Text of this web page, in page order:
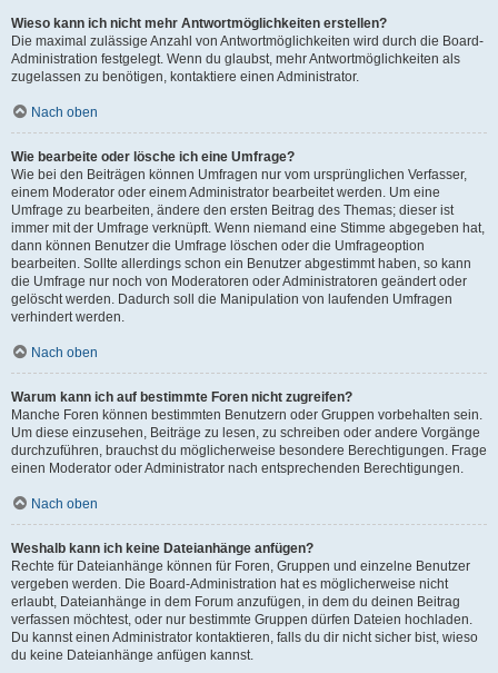
Wieso kann ich nicht mehr Antwortmöglichkeiten erstellen?
Die maximal zulässige Anzahl von Antwortmöglichkeiten wird durch die Board-
Administration festgelegt. Wenn du glaubst, mehr Antwortmöglichkeiten als
zugelassen zu benötigen, kontaktiere einen Administrator.
Nach oben
Wie bearbeite oder lösche ich eine Umfrage?
Wie bei den Beiträgen können Umfragen nur vom ursprünglichen Verfasser,
einem Moderator oder einem Administrator bearbeitet werden. Um eine
Umfrage zu bearbeiten, ändere den ersten Beitrag des Themas; dieser ist
immer mit der Umfrage verknüpft. Wenn niemand eine Stimme abgegeben hat,
dann können Benutzer die Umfrage löschen oder die Umfrageoption
bearbeiten. Sollte allerdings schon ein Benutzer abgestimmt haben, so kann
die Umfrage nur noch von Moderatoren oder Administratoren geändert oder
gelöscht werden. Dadurch soll die Manipulation von laufenden Umfragen
verhindert werden.
Nach oben
Warum kann ich auf bestimmte Foren nicht zugreifen?
Manche Foren können bestimmten Benutzern oder Gruppen vorbehalten sein.
Um diese einzusehen, Beiträge zu lesen, zu schreiben oder andere Vorgänge
durchzuführen, brauchst du möglicherweise besondere Berechtigungen. Frage
einen Moderator oder Administrator nach entsprechenden Berechtigungen.
Nach oben
Weshalb kann ich keine Dateianhänge anfügen?
Rechte für Dateianhänge können für Foren, Gruppen und einzelne Benutzer
vergeben werden. Die Board-Administration hat es möglicherweise nicht
erlaubt, Dateianhänge in dem Forum anzufügen, in dem du deinen Beitrag
verfassen möchtest, oder nur bestimmte Gruppen dürfen Dateien hochladen.
Du kannst einen Administrator kontaktieren, falls du dir nicht sicher bist, wieso
du keine Dateianhänge anfügen kannst.